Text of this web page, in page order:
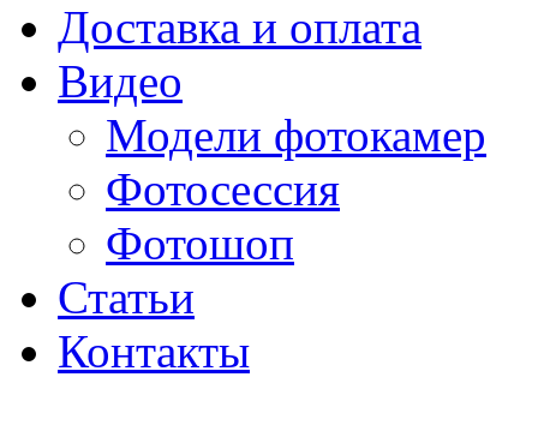
Доставка и оплата
Видео
Модели фотокамер
Фотосессия
Фотошоп
Статьи
Контакты